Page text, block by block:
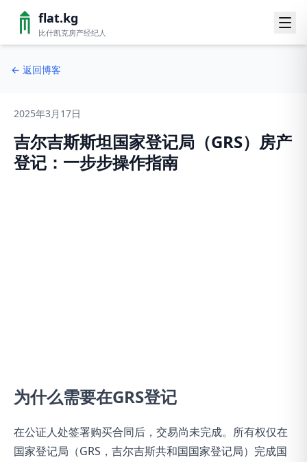
flat.kg
比什凯克房产经纪人
← 返回博客
2025年3月17日
吉尔吉斯斯坦国家登记局（GRS）房产
登记：一步步操作指南
为什么需要在GRS登记
在公证人处签署购买合同后，交易尚未完成。所有权仅在
国家登记局（GRS，吉尔吉斯共和国国家登记局）完成国